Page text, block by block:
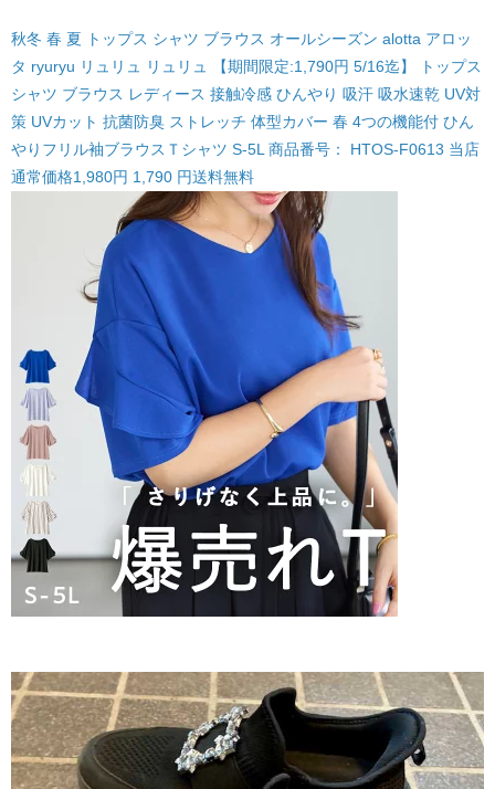
秋冬 春 夏 トップス シャツ ブラウス オールシーズン alotta アロッ
タ ryuryu リュリュ リュリュ 【期間限定:1,790円 5/16迄】 トップス
シャツ ブラウス レディース 接触冷感 ひんやり 吸汗 吸水速乾 UV対
策 UVカット 抗菌防臭 ストレッチ 体型カバー 春 4つの機能付 ひん
やりフリル袖ブラウスＴシャツ S-5L 商品番号： HTOS-F0613 当店
通常価格1,980円 1,790 円送料無料